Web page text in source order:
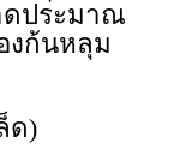
ประมาณ
งก้นหลุม
ด)